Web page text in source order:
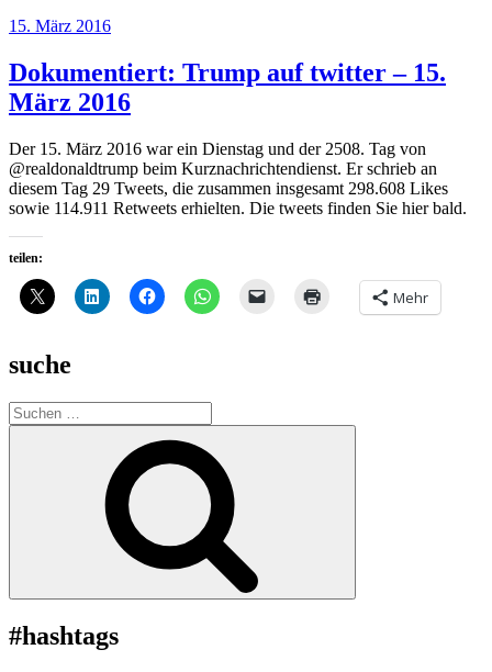
Veröffentlicht
15. März 2016
Dokumentiert: Trump auf twitter – 15.
März 2016
Der 15. März 2016 war ein Dienstag und der 2508. Tag von
@realdonaldtrump beim Kurznachrichtendienst. Er schrieb an
diesem Tag 29 Tweets, die zusammen insgesamt 298.608 Likes
sowie 114.911 Retweets erhielten. Die tweets finden Sie hier bald.
teilen:
Mehr
suche
Suche
nach:
#hashtags